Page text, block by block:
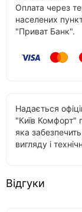
Оплата через
населених
"Приват Банк".
Надається
"Київ Комфорт"
яка
вигляду і
Відгуки